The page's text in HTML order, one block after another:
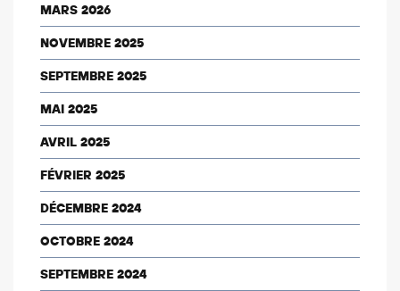
MARS 2026
NOVEMBRE 2025
SEPTEMBRE 2025
MAI 2025
AVRIL 2025
FÉVRIER 2025
DÉCEMBRE 2024
OCTOBRE 2024
SEPTEMBRE 2024